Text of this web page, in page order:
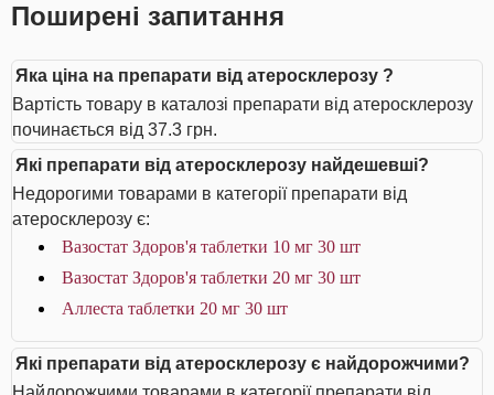
Поширені запитання
Яка ціна на препарати від атеросклерозу ?
Вартість товару в каталозі препарати від атеросклерозу
починається від 37.3 грн.
Які препарати від атеросклерозу найдешевші?
Недорогими товарами в категорії препарати від
атеросклерозу є:
Вазостат Здоров'я таблетки 10 мг 30 шт
Вазостат Здоров'я таблетки 20 мг 30 шт
Аллеста таблетки 20 мг 30 шт
Які препарати від атеросклерозу є найдорожчими?